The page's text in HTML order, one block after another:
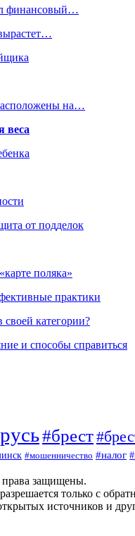
финансовый…
на…
веса
от подделок
поляка»
практики
категории?
и способы справиться
#брест
#мошенничество #налог
права защищены.
только с
источников и